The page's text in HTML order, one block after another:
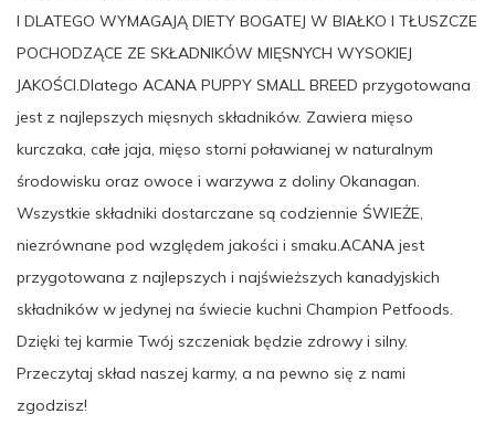
I DLATEGO WYMAGAJĄ DIETY BOGATEJ W BIAŁKO I TŁUSZCZE
POCHODZĄCE ZE SKŁADNIKÓW MIĘSNYCH WYSOKIEJ
JAKOŚCI.Dlatego ACANA PUPPY SMALL BREED przygotowana
jest z najlepszych mięsnych składników. Zawiera mięso
kurczaka, całe jaja, mięso storni poławianej w naturalnym
środowisku oraz owoce i warzywa z doliny Okanagan.
Wszystkie składniki dostarczane są codziennie ŚWIEŻE,
niezrównane pod względem jakości i smaku.ACANA jest
przygotowana z najlepszych i najświeższych kanadyjskich
składników w jedynej na świecie kuchni Champion Petfoods.
Dzięki tej karmie Twój szczeniak będzie zdrowy i silny.
Przeczytaj skład naszej karmy, a na pewno się z nami
zgodzisz!